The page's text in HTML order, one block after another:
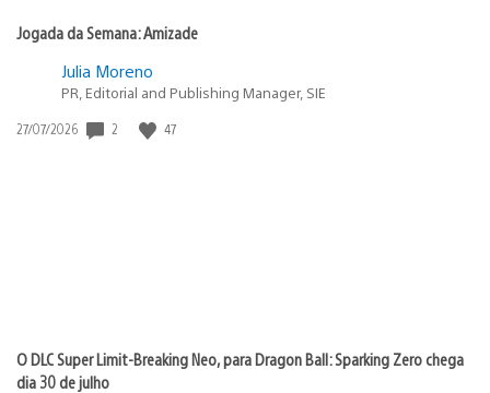
Jogada da Semana: Amizade
Julia Moreno
PR, Editorial and Publishing Manager, SIE
Data
27/07/2026 2 47
O DLC Super Limit-Breaking Neo, para Dragon Ball: Sparking Zero chega
dia 30 de julho